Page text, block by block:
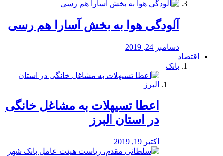
آلودگی هوا به بخش آسارا هم رسی
دسامبر 24, 2019
اقتصاد
بانک
️اعطا تسیهلات به مشاغل خانگی
در استان البرز
اکتبر 19, 2019